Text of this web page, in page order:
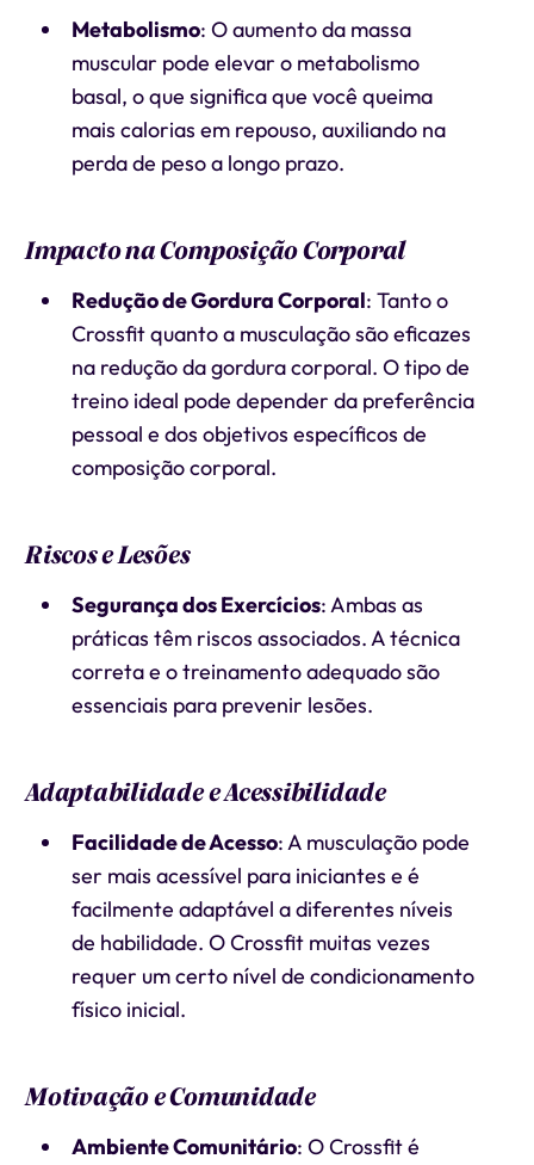
Metabolismo: O aumento da massa
muscular pode elevar o metabolismo
basal, o que significa que você queima
mais calorias em repouso, auxiliando na
perda de peso a longo prazo.
Impacto na Composição Corporal
Redução de Gordura Corporal: Tanto o
Crossfit quanto a musculação são eficazes
na redução da gordura corporal. O tipo de
treino ideal pode depender da preferência
pessoal e dos objetivos específicos de
composição corporal.
Riscos e Lesões
Segurança dos Exercícios: Ambas as
práticas têm riscos associados. A técnica
correta e o treinamento adequado são
essenciais para prevenir lesões.
Adaptabilidade e Acessibilidade
Facilidade de Acesso: A musculação pode
ser mais acessível para iniciantes e é
facilmente adaptável a diferentes níveis
de habilidade. O Crossfit muitas vezes
requer um certo nível de condicionamento
físico inicial.
Motivação e Comunidade
Ambiente Comunitário: O Crossfit é